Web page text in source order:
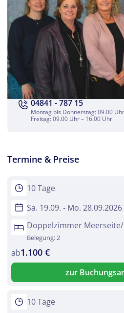
04841 - 787 15
Montag bis Donnerstag: 09.00
Freitag: 09.00 Uhr – 16.00 Uhr
Termine & Preise
10 Tage
Sa. 19.09. - Mo. 28.09.2026
Doppelzimmer
Belegung: 2
ab1.100 €
zur
10 Tage